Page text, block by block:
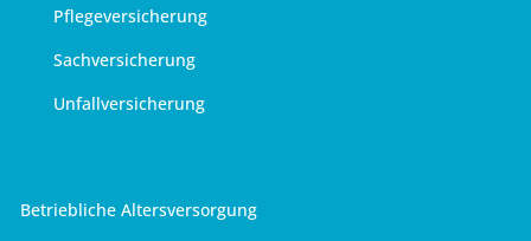
Pflegeversicherung
Sachversicherung
Unfallversicherung
Betriebliche Altersversorgung